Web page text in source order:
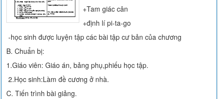
+Tam giác cân
+định lí pi-ta-go
-học sinh được luyện tập các bài tập cư bản của chương
B. Chuẩn bị:
1.Giáo viên: Giáo án, bảng phụ,phiếu học tập.
2.Học sinh:Làm đề cương ở nhà.
C. Tiến trình bài giảng.